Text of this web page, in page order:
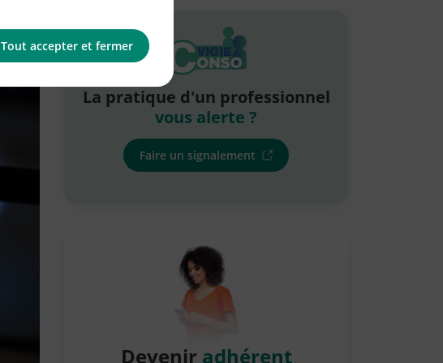
La pratique d'un professionnel
vous alerte ?
Faire un signalement
Devenir adhérent
Tout accepter et fermer